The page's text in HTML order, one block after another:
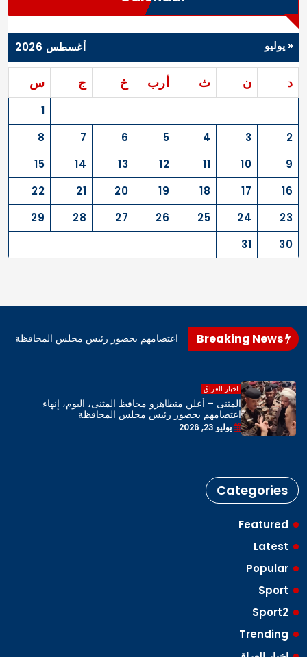
أغسطس 2026
د ن ث أرب خ ج س
1
2
3
4
5
6
7
8
9
10
11
12
13
14
15
16
17
18
19
20
21
22
23
24
25
26
27
28
29
30
31
« يوليو
محافظ المثنى، اليوم، إنهاء اعتصامهم بحضور رئيس مجلس المحافظة
اخبار العراق
المثنى – أعلن متظاهرو محافظ المثنى، اليوم، إنهاء
اعتصامهم بحضور رئيس مجلس المحافظة
يوليو 23, 2026
Categories
Featured
Latest
Popular
Sport
Sport2
Trending